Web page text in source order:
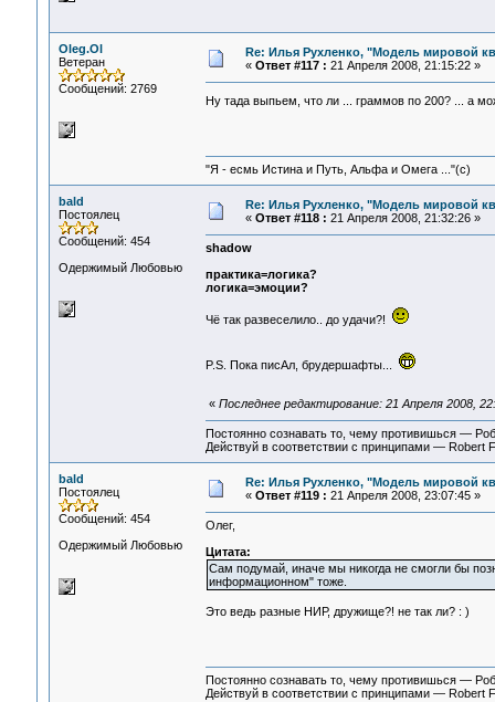
Oleg.Ol
Ветеран
Сообщений: 2769
Re: Илья Рухленко, "Модель мировой
« Ответ #117 : 21 Апреля 2008, 21:15:22 »
Ну тада выпьем, что ли ... граммов по 200? ... а
"Я - есмь Истина и Путь, Альфа и Омега ..."(с)
bald
Постоялец
Сообщений: 454
Одержимый Любовью
Re: Илья Рухленко, "Модель мировой
« Ответ #118 : 21 Апреля 2008, 21:32:26 »
shadow
практика=логика?
логика=эмоции?
Чё так развеселило.. до удачи?!
P.S. Пока писАл, брудершафты...
« Последнее редактирование: 21 Апреля 2008,
Постоянно сознавать то, чему противишься —
Действуй в соответствии с принципами — Robert
bald
Постоялец
Сообщений: 454
Одержимый Любовью
Re: Илья Рухленко, "Модель мировой
« Ответ #119 : 21 Апреля 2008, 23:07:45 »
Олег,
Цитата:
Сам подумай, иначе мы никогда не смогли бы
информационном" тоже.
Это ведь разные НИР, дружище?! не так ли? : )
Постоянно сознавать то, чему противишься —
Действуй в соответствии с принципами — Robert